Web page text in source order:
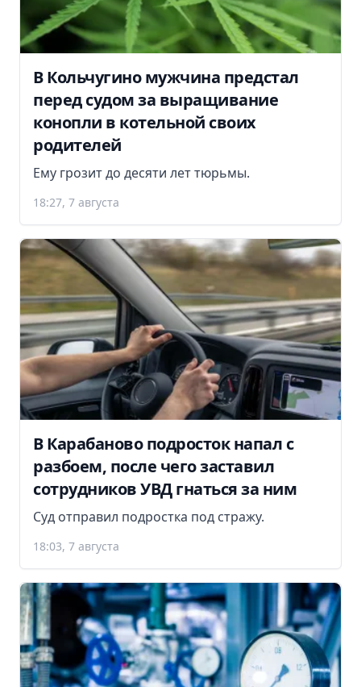
В Кольчугино мужчина предстал
перед судом за выращивание
конопли в котельной своих
родителей
Ему грозит до десяти лет тюрьмы.
18:27, 7 августа
В Карабаново подросток напал с
разбоем, после чего заставил
сотрудников УВД гнаться за ним
Суд отправил подростка под стражу.
18:03, 7 августа